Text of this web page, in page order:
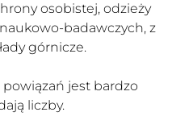
osobistej, odzieży
badawczych, z
górnicze.
jest bardzo
liczby.